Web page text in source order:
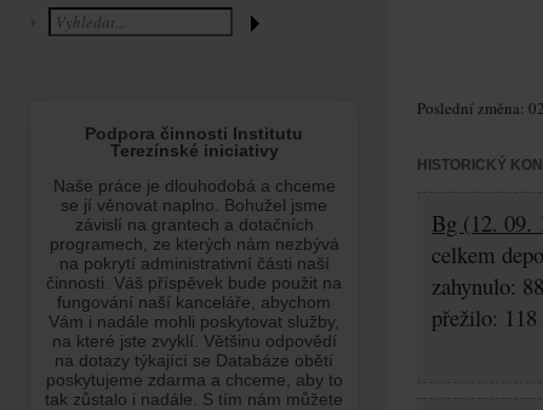
Poslední změna:
HISTORICKÝ
Bg (12. 09.
celkem
zahynulo:
přežilo: 118